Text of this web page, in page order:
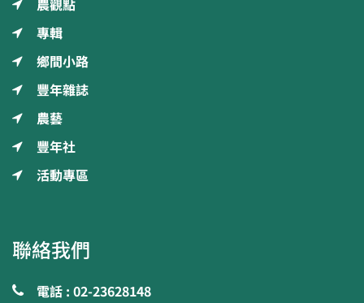
專輯
鄉間小路
豐年雜誌
農藝
豐年社
活動專區
聯絡我們
電話 : 02-23628148